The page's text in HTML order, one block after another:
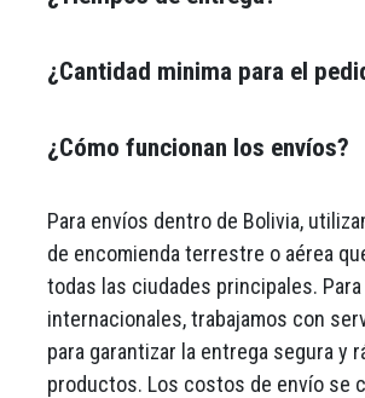
¿Cantidad minima para el
¿Cómo funcionan los envíos?
Para envíos dentro de Bolivia,
de encomienda terrestre o aérea
todas las ciudades principales.
internacionales, trabajamos con
para garantizar la entrega segura y
productos. Los costos de envío se